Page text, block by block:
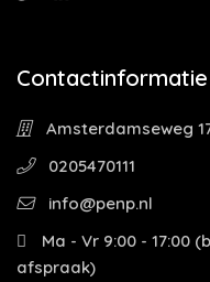
Contactinformatie
Amsterdamseweg
0205470111
info@penp.nl
Ma - Vr 9:00 - 17:00
afspraak)